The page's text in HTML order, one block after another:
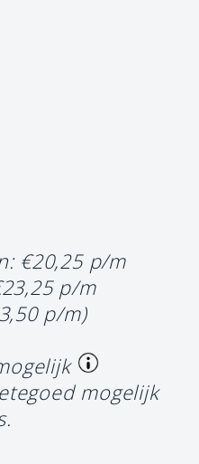
€20,25 p/m
p/m
p/m)
mogelijk